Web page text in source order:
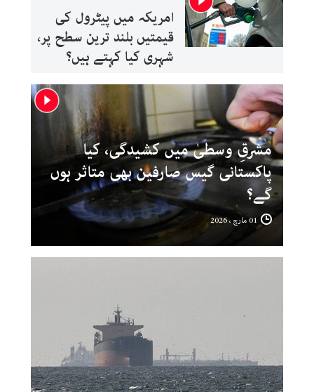
امریکہ میں پیٹرول کی
قیمتیں بلند ترین سطح پر،
شہری کیا کہتے ہیں؟
مشرقِ وسطیٰ میں کشیدگی، کیا
پاکستانی گیس صارفین بھی متاثر ہوں
گے؟